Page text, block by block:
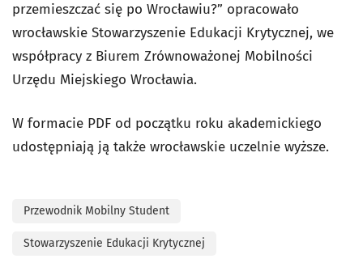
przemieszczać się po Wrocławiu?” opracowało
wrocławskie Stowarzyszenie Edukacji Krytycznej, we
współpracy z Biurem Zrównoważonej Mobilności
Urzędu Miejskiego Wrocławia.
W formacie PDF od początku roku akademickiego
udostępniają ją także wrocławskie uczelnie wyższe.
Przewodnik Mobilny Student
Stowarzyszenie Edukacji Krytycznej